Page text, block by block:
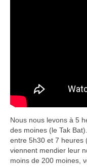
Nous nous levons à 5
des moines (le Tak
entre 5h30 et 7 heures
viennent mendier leur
moins de 200 moines,